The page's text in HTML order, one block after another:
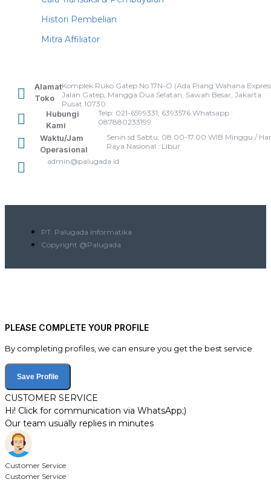
Histori Pembelian
Mitra Affiliator
Alamat
Toko
Komplek Ruko Gatep No.17N-O (Ada Plang Wahana
Jalan Gatep, Mangga Dua Selatan, Sawah Besar, Jakarta
Pusat 10730
Hubungi
Kami
Telp: 021-6599331, 6393576 Whatsapp :
087880233199
Waktu/Jam
Operasional
Senin sd Sabtu, 08.00-17.00 WIB Minggu /
Raya Nasional : Libur
admin@palugada.id
PT. Palugada Informatika
Copyright @Palugada
PLEASE COMPLETE YOUR PROFILE
By completing profiles, we can ensure you get the best service
Save Profile
CUSTOMER SERVICE
Hi! Click for communication via WhatsApp;)
Our team usually replies in minutes
Customer Service
Customer Service